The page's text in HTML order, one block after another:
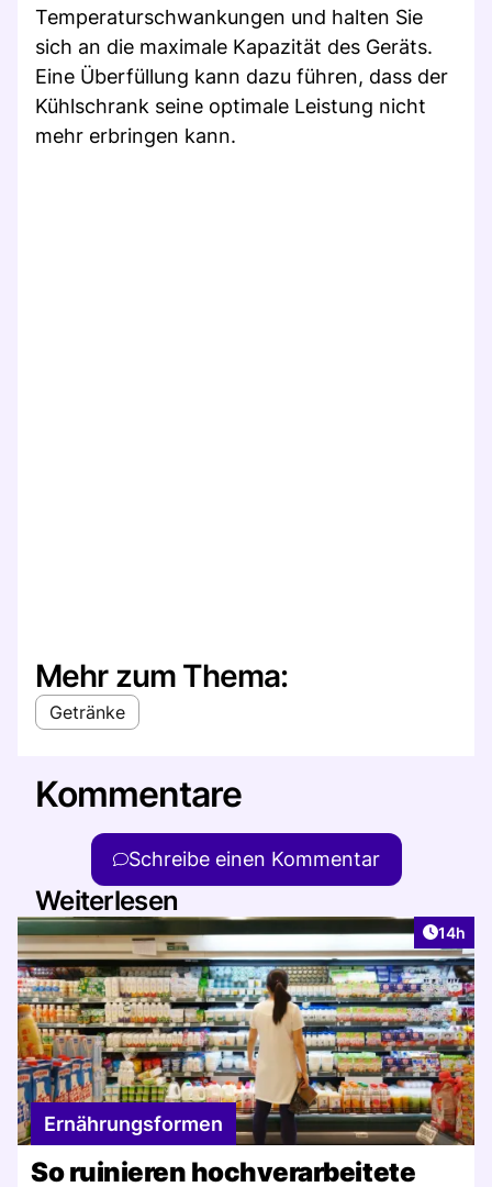
Temperaturschwankungen und halten Sie
sich an die maximale Kapazität des Geräts.
Eine Überfüllung kann dazu führen, dass der
Kühlschrank seine optimale Leistung nicht
mehr erbringen kann.
Mehr zum Thema:
Getränke
Kommentare
Schreibe einen Kommentar
Weiterlesen
Artikel
14h
Ernährungsformen
So ruinieren hochverarbeitete